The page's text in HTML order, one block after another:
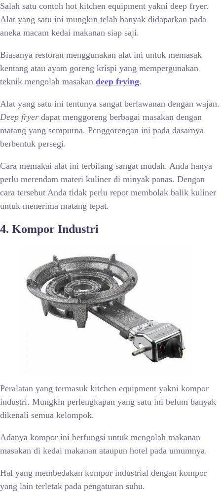
Salah satu contoh hot kitchen equipment yakni deep fryer.
Alat yang satu ini mungkin telah banyak didapatkan pada
aneka macam kedai makanan siap saji.
Biasanya restoran menggunakan alat ini untuk memasak
kentang atau ayam goreng krispi yang mempergunakan
teknik mengolah masakan deep frying.
Alat yang satu ini tentunya sangat berlawanan dengan wajan.
Deep fryer dapat menggoreng berbagai masakan dengan
matang yang sempurna. Penggorengan ini pada dasarnya
berbentuk persegi.
Cara memakai alat ini terbilang sangat mudah. Anda hanya
perlu merendam materi kuliner di minyak panas. Dengan
cara tersebut Anda tidak perlu repot membolak balik kuliner
untuk menerima matang tepat.
4. Kompor Industri
Peralatan yang termasuk kitchen equipment yakni kompor
industri. Mungkin perlengkapan yang satu ini belum banyak
dikenali semua kelompok.
Adanya kompor ini berfungsi untuk mengolah makanan
masakan di kedai makanan ataupun hotel pada umumnya.
Hal yang membedakan kompor industrial dengan kompor
yang lain terletak pada pengaturan suhu.